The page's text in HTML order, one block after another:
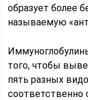
образует более
называемую
того, чтобы
пять разных
соответственно